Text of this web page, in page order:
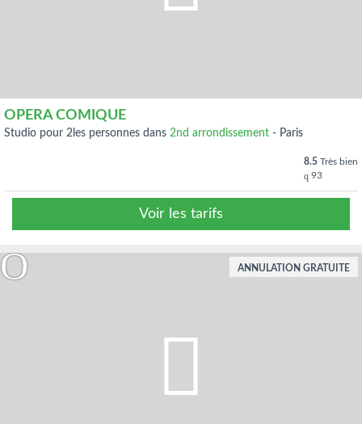
OPERA COMIQUE
studio pour 2les personnes dans 2nd arrondissement - Paris
8.5 Très bien
93
Voir les tarifs
ANNULATION GRATUITE